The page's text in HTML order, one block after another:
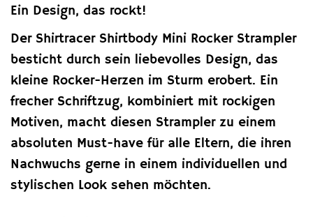
Ein Design, das rockt!
Der Shirtracer Shirtbody Mini Rocker Strampler
besticht durch sein liebevolles Design, das
kleine Rocker-Herzen im Sturm erobert. Ein
frecher Schriftzug, kombiniert mit rockigen
Motiven, macht diesen Strampler zu einem
absoluten Must-have für alle Eltern, die ihren
Nachwuchs gerne in einem individuellen und
stylischen Look sehen möchten.